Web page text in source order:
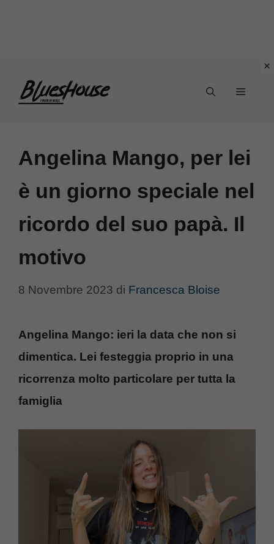
Menu
Angelina Mango, per lei
è un giorno speciale nel
ricordo del suo papà. Il
motivo
8 Novembre 2023 di Francesca Bloise
Angelina Mango: ieri la data che non si
dimentica. Lei festeggia proprio in una
ricorrenza molto particolare per tutta la
famiglia